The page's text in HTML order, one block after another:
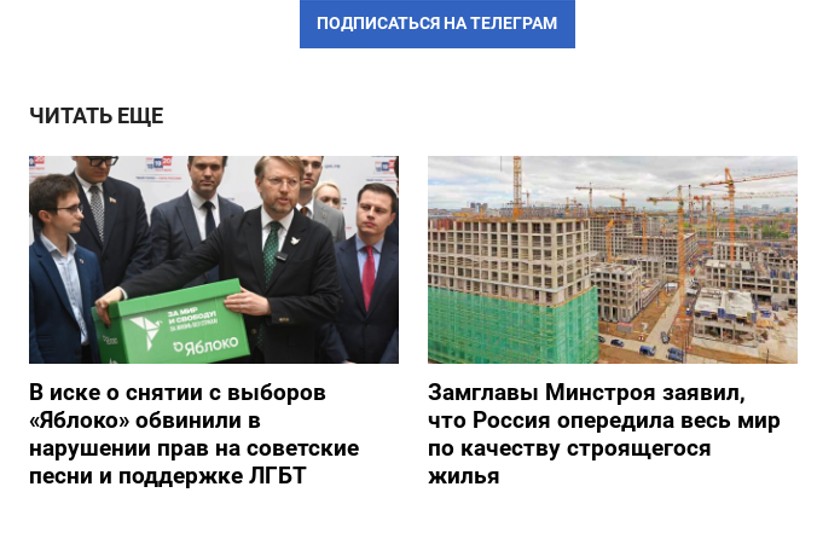
ПОДПИСАТЬСЯ НА ТЕЛЕГРАМ
ЧИТАТЬ ЕЩЕ
В иске о снятии с выборов
«Яблоко» обвинили в
нарушении прав на советские
песни и поддержке ЛГБТ
Замглавы Минстроя заявил,
что Россия опередила весь мир
по качеству строящегося
жилья